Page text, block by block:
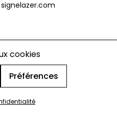
cookies
Préférences